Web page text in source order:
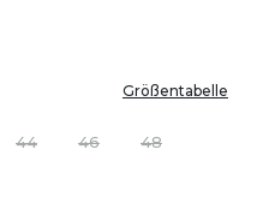
Größentabelle
44 46 48